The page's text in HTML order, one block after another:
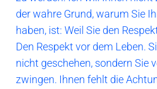
der wahre Grund, warum Sie
haben, ist: Weil Sie den
Den Respekt vor dem Leben.
nicht geschehen, sondern Sie
zwingen. Ihnen fehlt die